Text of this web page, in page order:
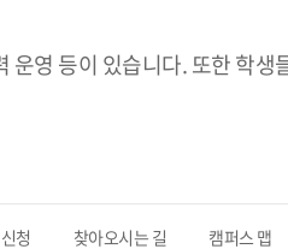
영 등이 있습니다. 또한 학생
청 찾아오시는 길 캠퍼스 맵